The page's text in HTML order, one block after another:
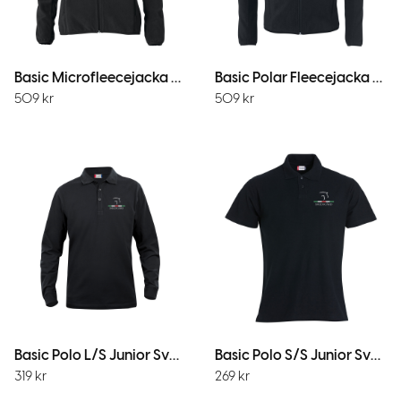
Basic Microfleecejacka Dam Svart
509 kr
Basic Polar Fleecejacka Svart
509 kr
Basic Polo L/S Junior Svart
319 kr
Basic Polo S/S Junior Svart
269 kr